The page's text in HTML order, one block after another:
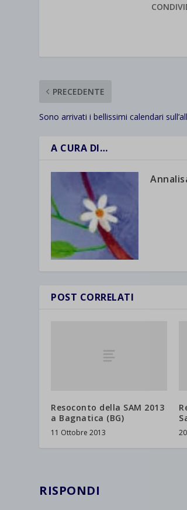
PRECEDENTE
Sono arrivati i bellissimi calendari
A CURA DI…
POST CORRELATI
Resoconto della SAM 2013
a Bagnatica (BG)
11 Ottobre 2013
RISPONDI